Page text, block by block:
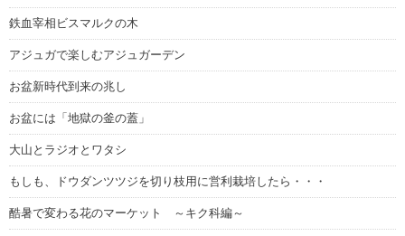
鉄血宰相ビスマルクの木
アジュガで楽しむアジュガーデン
お盆新時代到来の兆し
お盆には「地獄の釜の蓋」
大山とラジオとワタシ
もしも、ドウダンツツジを切り枝用に営利栽培したら・・・
酷暑で変わる花のマーケット ～キク科編～